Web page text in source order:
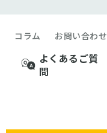
よくあるご質
問
コラム お問い合わせ